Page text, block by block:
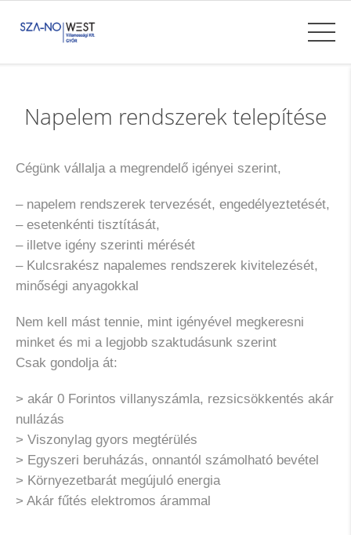
Napelem rendszerek telepítése
Cégünk vállalja a megrendelő igényei szerint,
– napelem rendszerek tervezését, engedélyeztetését,
– esetenkénti tisztítását,
– illetve igény szerinti mérését
– Kulcsrakész napalemes rendszerek kivitelezését,
minőségi anyagokkal
Nem kell mást tennie, mint igényével megkeresni
minket és mi a legjobb szaktudásunk szerint
Csak gondolja át:
> akár 0 Forintos villanyszámla, rezsicsökkentés akár
nullázás
> Viszonylag gyors megtérülés
> Egyszeri beruházás, onnantól számolható bevétel
> Környezetbarát megújuló energia
> Akár fűtés elektromos árammal